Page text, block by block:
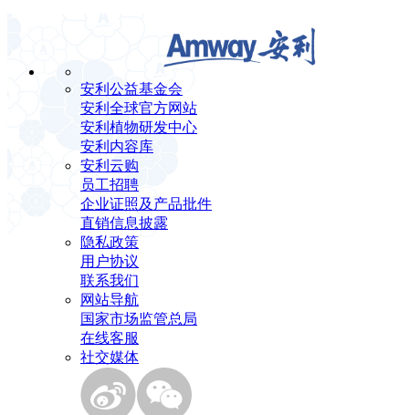
安利公益基金会
安利全球官方网站
安利植物研发中心
安利内容库
安利云购
员工招聘
企业证照及产品批件
直销信息披露
隐私政策
用户协议
联系我们
网站导航
国家市场监管总局
在线客服
社交媒体